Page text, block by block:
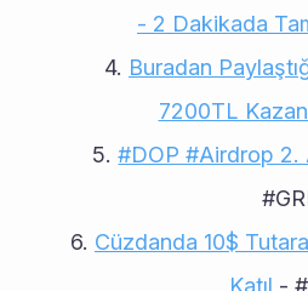
- 2 Dakikada
Buradan
7200TL
#DOP #Airdrop 2.
Cüzdanda 10$
Katıl -